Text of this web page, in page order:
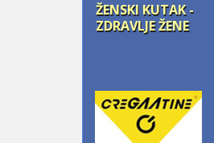
ŽENSKI KUTAK -
ZDRAVLJE ŽENE